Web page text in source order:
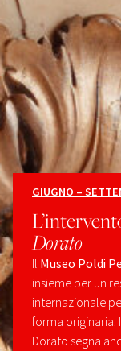
GIUGNO –
Dorato
Il Museo Poldi
insieme per un
internazionale
forma
Dorato segna